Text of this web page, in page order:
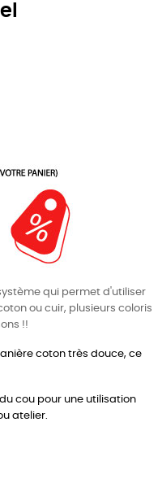
qui permet d'utiliser
ou cuir, plusieurs coloris
!!
coton très douce, ce
cou pour une utilisation
atelier.